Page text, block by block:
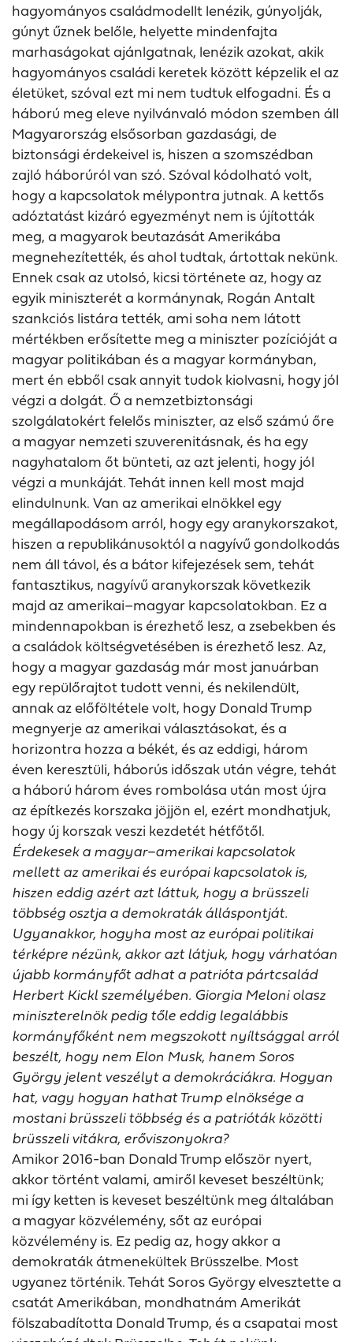
hagyományos családmodellt lenézik, gúnyolják,
gúnyt űznek belőle, helyette mindenfajta
marhaságokat ajánlgatnak, lenézik azokat, akik
hagyományos családi keretek között képzelik el az
életüket, szóval ezt mi nem tudtuk elfogadni. És a
háború meg eleve nyilvánvaló módon szemben áll
Magyarország elsősorban gazdasági, de
biztonsági érdekeivel is, hiszen a szomszédban
zajló háborúról van szó. Szóval kódolható volt,
hogy a kapcsolatok mélypontra jutnak. A kettős
adóztatást kizáró egyezményt nem is újították
meg, a magyarok beutazását Amerikába
megnehezítették, és ahol tudtak, ártottak nekünk.
Ennek csak az utolsó, kicsi története az, hogy az
egyik miniszterét a kormánynak, Rogán Antalt
szankciós listára tették, ami soha nem látott
mértékben erősítette meg a miniszter pozícióját a
magyar politikában és a magyar kormányban,
mert én ebből csak annyit tudok kiolvasni, hogy jól
végzi a dolgát. Ő a nemzetbiztonsági
szolgálatokért felelős miniszter, az első számú őre
a magyar nemzeti szuverenitásnak, és ha egy
nagyhatalom őt bünteti, az azt jelenti, hogy jól
végzi a munkáját. Tehát innen kell most majd
elindulnunk. Van az amerikai elnökkel egy
megállapodásom arról, hogy egy aranykorszakot,
hiszen a republikánusoktól a nagyívű gondolkodás
nem áll távol, és a bátor kifejezések sem, tehát
fantasztikus, nagyívű aranykorszak következik
majd az amerikai–magyar kapcsolatokban. Ez a
mindennapokban is érezhető lesz, a zsebekben és
a családok költségvetésében is érezhető lesz. Az,
hogy a magyar gazdaság már most januárban
egy repülőrajtot tudott venni, és nekilendült,
annak az előföltétele volt, hogy Donald Trump
megnyerje az amerikai választásokat, és a
horizontra hozza a békét, és az eddigi, három
éven keresztüli, háborús időszak után végre, tehát
a háború három éves rombolása után most újra
az építkezés korszaka jöjjön el, ezért mondhatjuk,
hogy új korszak veszi kezdetét hétfőtől.
Érdekesek a magyar–amerikai kapcsolatok
mellett az amerikai és európai kapcsolatok is,
hiszen eddig azért azt láttuk, hogy a brüsszeli
többség osztja a demokraták álláspontját.
Ugyanakkor, hogyha most az európai politikai
térképre nézünk, akkor azt látjuk, hogy várhatóan
újabb kormányfőt adhat a patrióta pártcsalád
Herbert Kickl személyében. Giorgia Meloni olasz
miniszterelnök pedig tőle eddig legalábbis
kormányfőként nem megszokott nyíltsággal arról
beszélt, hogy nem Elon Musk, hanem Soros
György jelent veszélyt a demokráciákra. Hogyan
hat, vagy hogyan hathat Trump elnöksége a
mostani brüsszeli többség és a patrióták közötti
brüsszeli vitákra, erőviszonyokra?
Amikor 2016-ban Donald Trump először nyert,
akkor történt valami, amiről keveset beszéltünk;
mi így ketten is keveset beszéltünk meg általában
a magyar közvélemény, sőt az európai
közvélemény is. Ez pedig az, hogy akkor a
demokraták átmenekültek Brüsszelbe. Most
ugyanez történik. Tehát Soros György elvesztette a
csatát Amerikában, mondhatnám Amerikát
fölszabadította Donald Trump, és a csapatai most